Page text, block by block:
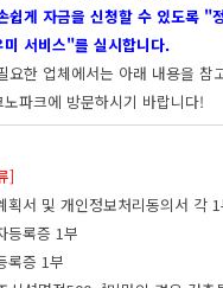
쉽게 자금을 신청할 수 있도록 "
미 서비스"를 실시합니다.
요한 업체에서는 아래 내용을 참
노파크에 방문하시기 바랍니다!
]
획서 및 개인정보처리동의서 각
등록증 1부
록증 1부